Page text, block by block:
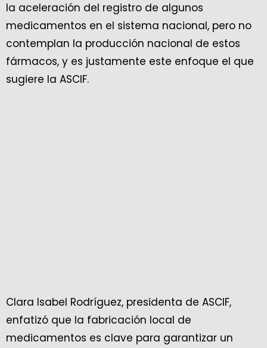
la aceleración del registro de algunos
medicamentos en el sistema nacional, pero no
contemplan la producción nacional de estos
fármacos, y es justamente este enfoque el que
sugiere la ASCIF.
Clara Isabel Rodríguez, presidenta de ASCIF,
enfatizó que la fabricación local de
medicamentos es clave para garantizar un